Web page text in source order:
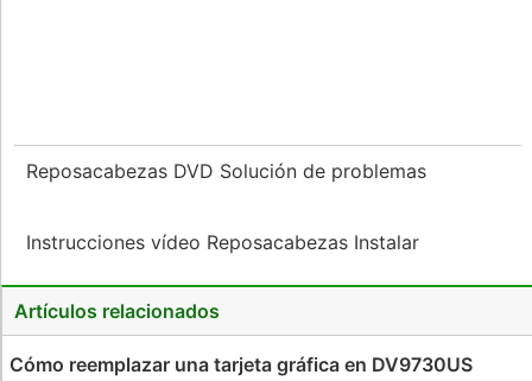
Reposacabezas DVD Solución de problemas
Instrucciones vídeo Reposacabezas Instalar
Artículos relacionados
Cómo reemplazar una tarjeta gráfica en DV9730US